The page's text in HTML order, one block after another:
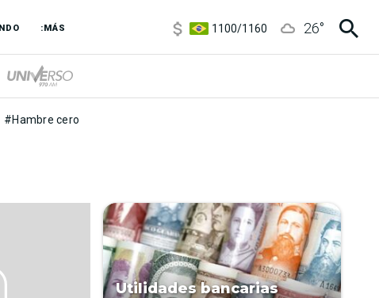
:MÁS
1100/1160
26°
#Hambre cero
Utilidades bancarias